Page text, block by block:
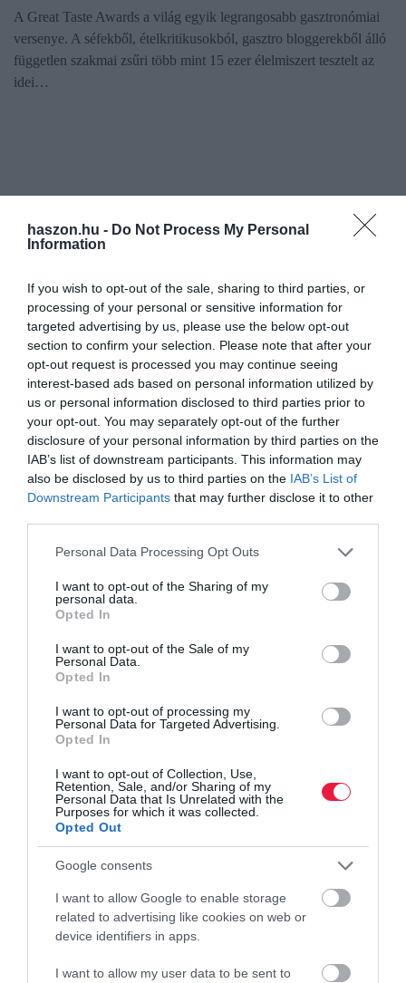
haszon.hu - Do Not Process My Personal
Information
If you wish to opt-out of the sale, sharing to third parties, or
processing of your personal or sensitive information for
targeted advertising by us, please use the below opt-out
section to confirm your selection. Please note that after your
opt-out request is processed you may continue seeing
interest-based ads based on personal information utilized by
us or personal information disclosed to third parties prior to
your opt-out. You may separately opt-out of the further
disclosure of your personal information by third parties on the
IAB’s list of downstream participants. This information may
also be disclosed by us to third parties on the IAB’s List of
Downstream Participants that may further disclose it to other
Please note that this website/app uses one or more Google
not limited to your visit or usage behaviour. You may click to
grant or deny consent to Google and its third-party tags to
use your data for below specified purposes in below Google
consent section.
Personal Data Processing Opt Outs
I want to opt-out of the Sharing of my
personal data.
Opted In
I want to opt-out of the Sale of my
Personal Data.
Opted In
I want to opt-out of processing my
Personal Data for Targeted Advertising.
Opted In
I want to opt-out of Collection, Use,
Retention, Sale, and/or Sharing of my
Personal Data that Is Unrelated with the
Purposes for which it was collected.
Opted Out
Google consents
I want to allow Google to enable storage
related to advertising like cookies on web or
device identifiers in apps.
I want to allow my user data to be sent to
A Great Taste Awards a világ egyik legrangosabb gasztronómiai
versenye. A séfekből, ételkritikusokból, gasztro bloggerekből álló
független szakmai zsűri több mint 15 ezer élelmiszert tesztelt az
idei…
Méhészet Magyarországon: ez így anyagilag nem
éri meg
A fiatal ügyvédet, dr. Polai István Richárdot méhészként is
ismerik, utóbbi minőségében osztotta meg a méhészkedéssel
kapcsolatos legújabb tapasztalatait. Rámutatott, manapság akkor
sem biztos, hogy…